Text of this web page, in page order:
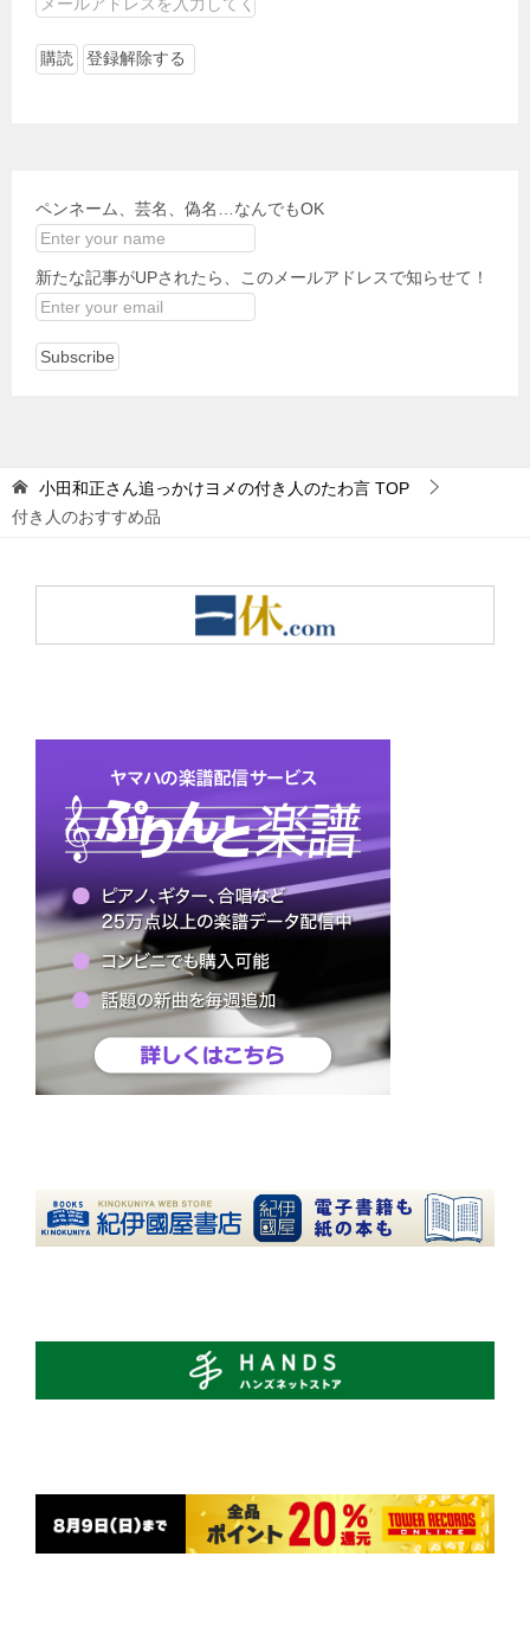
ペンネーム、芸名、偽名…なんでもOK
新たな記事がUPされたら、このメールアドレスで知らせて！
小田和正さん追っかけヨメの付き人のたわ言 TOP
付き人のおすすめ品